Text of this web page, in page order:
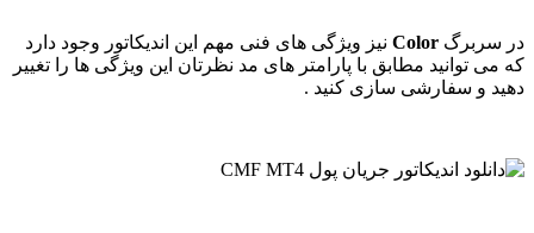
در سربرگ Color نیز ویژگی های فنی مهم این اندیکاتور وجود دارد
که می توانید مطابق با پارامتر های مد نظرتان این ویژگی ها را تغییر
دهید و سفارشی سازی کنید .